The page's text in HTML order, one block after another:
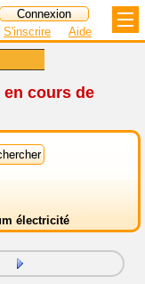
S'inscrire Aide
cours de
électricité